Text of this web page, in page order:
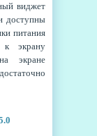
виджет
доступны
питания
к экрану
экране